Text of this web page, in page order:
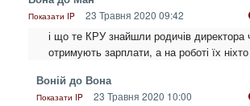
Показати IP 23 Травня 2020 09:42
і що те КРУ знайшли родичів директора
отримують зарплати, а на роботі їх
Воній до Вона
Показати IP 23 Травня 2020 10:00